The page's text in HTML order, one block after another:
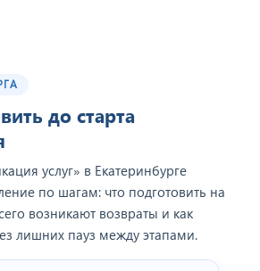
до старта
услуг» в Екатеринбурге
по шагам: что подготовить на
возникают возвраты и как
лишних пауз между этапами.